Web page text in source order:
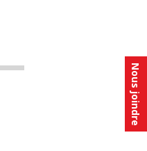
Nous joindre